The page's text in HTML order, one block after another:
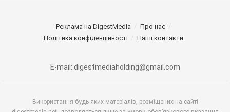
Реклама на DigestMedia
Про нас
Політика конфіденційності
Наші контакти
E-mail: digestmediaholding@gmail.com
Використання будь-яких матеріалів, розміщених на сайті